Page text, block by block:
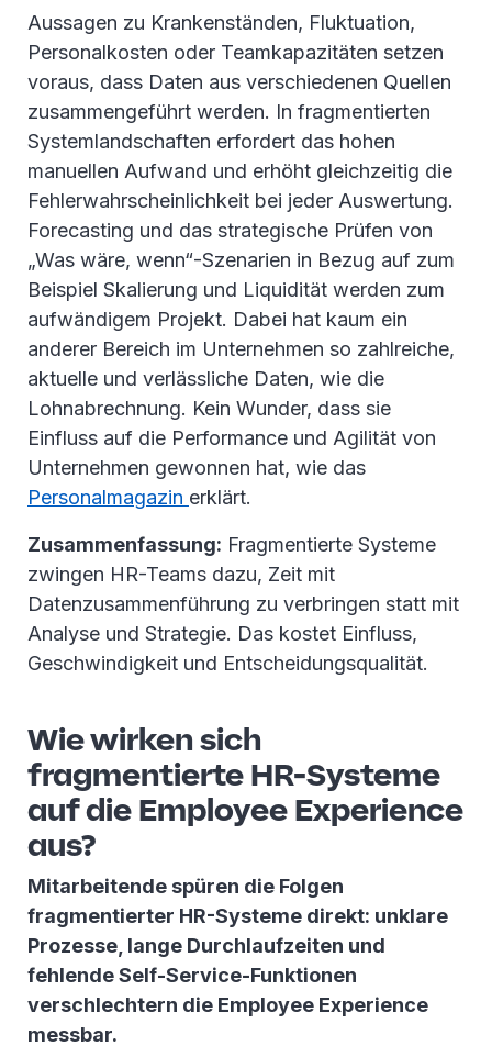
Aussagen zu Krankenständen, Fluktuation,
Personalkosten oder Teamkapazitäten setzen
voraus, dass Daten aus verschiedenen Quellen
zusammengeführt werden. In fragmentierten
Systemlandschaften erfordert das hohen
manuellen Aufwand und erhöht gleichzeitig die
Fehlerwahrscheinlichkeit bei jeder Auswertung.
Forecasting und das strategische Prüfen von
„Was wäre, wenn“-Szenarien in Bezug auf zum
Beispiel Skalierung und Liquidität werden zum
aufwändigem Projekt. Dabei hat kaum ein
anderer Bereich im Unternehmen so zahlreiche,
aktuelle und verlässliche Daten, wie die
Lohnabrechnung. Kein Wunder, dass sie
Einfluss auf die Performance und Agilität von
Unternehmen gewonnen hat, wie das
Personalmagazin erklärt.
Zusammenfassung: Fragmentierte Systeme
zwingen HR-Teams dazu, Zeit mit
Datenzusammenführung zu verbringen statt mit
Analyse und Strategie. Das kostet Einfluss,
Geschwindigkeit und Entscheidungsqualität.
Wie wirken sich
fragmentierte HR-Systeme
auf die Employee Experience
aus?
Mitarbeitende spüren die Folgen
fragmentierter HR-Systeme direkt: unklare
Prozesse, lange Durchlaufzeiten und
fehlende Self-Service-Funktionen
verschlechtern die Employee Experience
messbar.